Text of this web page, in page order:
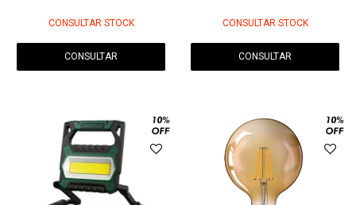
CONSULTAR STOCK
CONSULTAR
CONSULTAR STOCK
CONSULTAR